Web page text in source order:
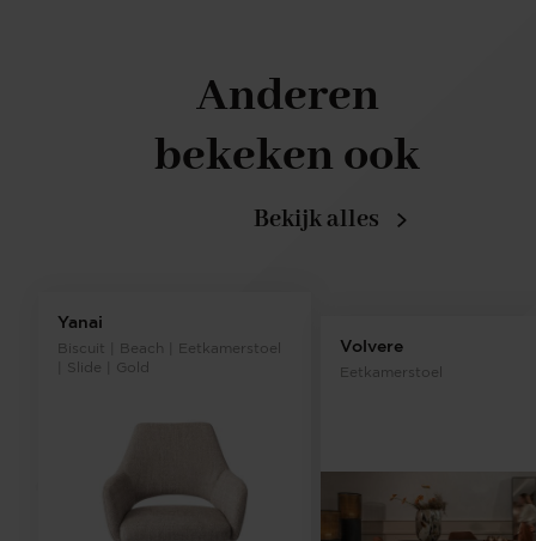
Yanai
Biscuit | Beach | Eetkamerstoel
| Slide | Gold
Volvere
Eetkamerstoel
Anderen
bekeken ook
Bekijk alles